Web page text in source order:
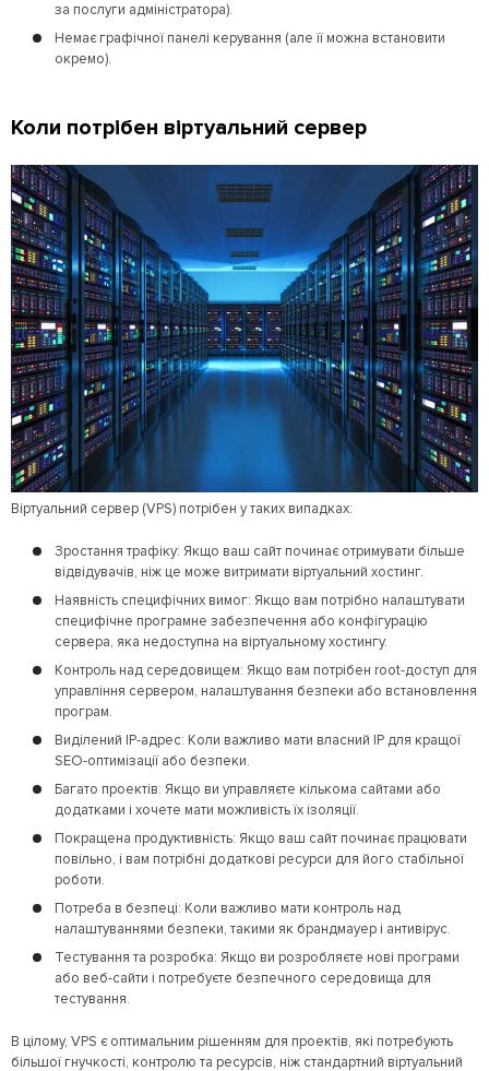
за послуги адміністратора).
Немає графічної панелі керування (але її можна встановити
окремо).
Коли потрібен віртуальний сервер
Віртуальний сервер (VPS) потрібен у таких випадках:
Зростання трафіку: Якщо ваш сайт починає отримувати більше
відвідувачів, ніж це може витримати віртуальний хостинг.
Наявність специфічних вимог: Якщо вам потрібно налаштувати
специфічне програмне забезпечення або конфігурацію
сервера, яка недоступна на віртуальному хостингу.
Контроль над середовищем: Якщо вам потрібен root-доступ для
управління сервером, налаштування безпеки або встановлення
програм.
Виділений IP-адрес: Коли важливо мати власний IP для кращої
SEO-оптимізації або безпеки.
Багато проектів: Якщо ви управляєте кількома сайтами або
додатками і хочете мати можливість їх ізоляції.
Покращена продуктивність: Якщо ваш сайт починає працювати
повільно, і вам потрібні додаткові ресурси для його стабільної
роботи.
Потреба в безпеці: Коли важливо мати контроль над
налаштуваннями безпеки, такими як брандмауер і антивірус.
Тестування та розробка: Якщо ви розробляєте нові програми
або веб-сайти і потребуєте безпечного середовища для
тестування.
В цілому, VPS є оптимальним рішенням для проектів, які потребують
більшої гнучкості, контролю та ресурсів, ніж стандартний віртуальний